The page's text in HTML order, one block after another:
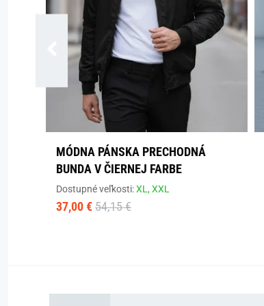
MÓDNA PÁNSKA PRECHODNÁ
BUNDA V ČIERNEJ FARBE
Dostupné veľkosti:XL,XXL
37,00 € 54,15 €